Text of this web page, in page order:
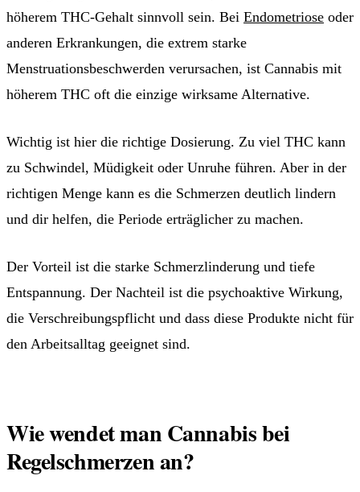
höherem THC-Gehalt sinnvoll sein. Bei Endometriose oder
anderen Erkrankungen, die extrem starke
Menstruationsbeschwerden verursachen, ist Cannabis mit
höherem THC oft die einzige wirksame Alternative.
Wichtig ist hier die richtige Dosierung. Zu viel THC kann
zu Schwindel, Müdigkeit oder Unruhe führen. Aber in der
richtigen Menge kann es die Schmerzen deutlich lindern
und dir helfen, die Periode erträglicher zu machen.
Der Vorteil ist die starke Schmerzlinderung und tiefe
Entspannung. Der Nachteil ist die psychoaktive Wirkung,
die Verschreibungspflicht und dass diese Produkte nicht für
den Arbeitsalltag geeignet sind.
Wie wendet man Cannabis bei
Regelschmerzen an?